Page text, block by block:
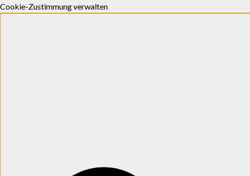
Cookie-Zustimmung verwalten